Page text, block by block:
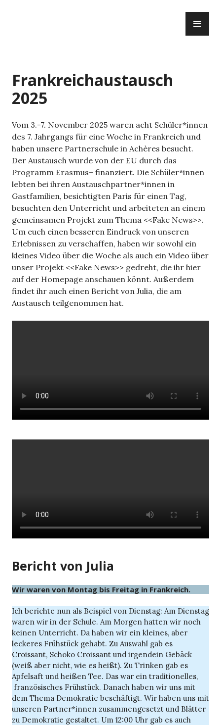
Frankreichaustausch
2025
Vom 3.-7. November 2025 waren acht Schüler*innen
des 7. Jahrgangs für eine Woche in Frankreich und
haben unsere Partnerschule in Achères besucht.
Der Austausch wurde von der EU durch das
Programm Erasmus+ finanziert. Die Schüler*innen
lebten bei ihren Austauschpartner*innen in
Gastfamilien, besichtigten Paris für einen Tag,
besuchten den Unterricht und arbeiteten an einem
gemeinsamen Projekt zum Thema <<Fake News>>.
Um euch einen besseren Eindruck von unseren
Erlebnissen zu verschaffen, haben wir sowohl ein
kleines Video über die Woche als auch ein Video über
unser Projekt <<Fake News>> gedreht, die ihr hier
auf der Homepage anschauen könnt. Außerdem
findet ihr auch einen Bericht von Julia, die am
Austausch teilgenommen hat.
Bericht von Julia
Wir waren von Montag bis Freitag in Frankreich.
Ich berichte nun als Beispiel von Dienstag: Am Dienstag
waren wir in der Schule. Am Morgen hatten wir noch
keinen Unterricht. Da haben wir ein kleines, aber
leckeres Frühstück gehabt. Zu Auswahl gab es
Croissant, Schoko Croissant und irgendein Gebäck
(weiß aber nicht, wie es heißt). Zu Trinken gab es
Apfelsaft und heißen Tee. Das war ein traditionelles,
französisches Frühstück. Danach haben wir uns mit
dem Thema Demokratie beschäftigt. Wir haben uns mit
unseren Partner*innen zusammengesetzt und Blätter
zu Demokratie gestaltet. Um 12:00 Uhr gab es auch